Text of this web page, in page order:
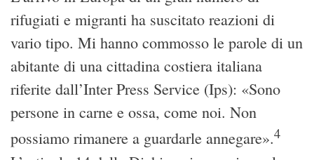
rifugiati e migranti ha suscitato reazioni di
vario tipo. Mi hanno commosso le parole di un
abitante di una cittadina costiera italiana
riferite dall’Inter Press Service (Ips): «Sono
persone in carne e ossa, come noi. Non
possiamo rimanere a guardarle annegare».4